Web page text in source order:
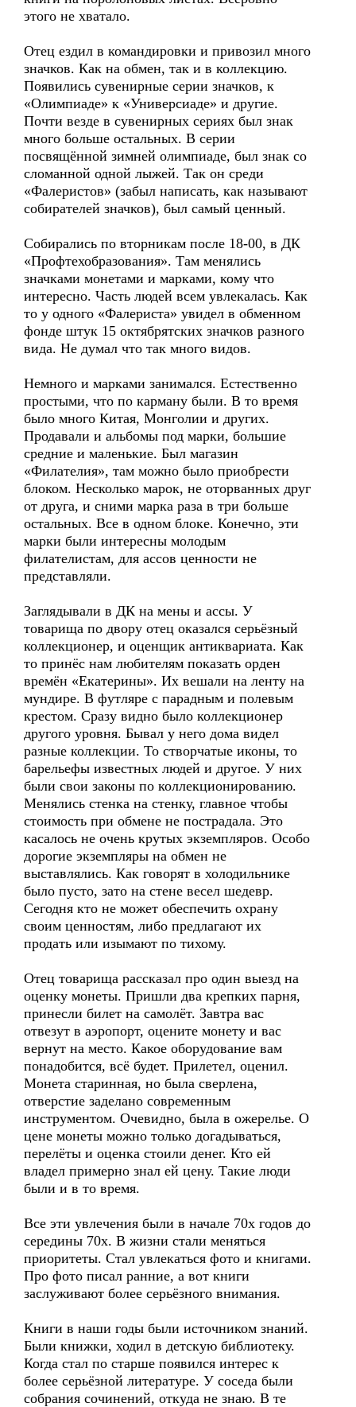
этого не хватало.
Отец ездил в командировки и привозил много
значков. Как на обмен, так и в коллекцию.
Появились сувенирные серии значков, к
«Олимпиаде» к «Универсиаде» и другие.
Почти везде в сувенирных сериях был знак
много больше остальных. В серии
посвящённой зимней олимпиаде, был знак со
сломанной одной лыжей. Так он среди
«Фалеристов» (забыл написать, как называют
собирателей значков), был самый ценный.
Собирались по вторникам после 18-00, в ДК
«Профтехобразования». Там менялись
значками монетами и марками, кому что
интересно. Часть людей всем увлекалась. Как
то у одного «Фалериста» увидел в обменном
фонде штук 15 октябрятских значков разного
вида. Не думал что так много видов.
Немного и марками занимался. Естественно
простыми, что по карману были. В то время
было много Китая, Монголии и других.
Продавали и альбомы под марки, большие
средние и маленькие. Был магазин
«Филателия», там можно было приобрести
блоком. Несколько марок, не оторванных друг
от друга, и сними марка раза в три больше
остальных. Все в одном блоке. Конечно, эти
марки были интересны молодым
филателистам, для ассов ценности не
представляли.
Заглядывали в ДК на мены и ассы. У
товарища по двору отец оказался серьёзный
коллекционер, и оценщик антиквариата. Как
то принёс нам любителям показать орден
времён «Екатерины». Их вешали на ленту на
мундире. В футляре с парадным и полевым
крестом. Сразу видно было коллекционер
другого уровня. Бывал у него дома видел
разные коллекции. То створчатые иконы, то
барельефы известных людей и другое. У них
были свои законы по коллекционированию.
Менялись стенка на стенку, главное чтобы
стоимость при обмене не пострадала. Это
касалось не очень крутых экземпляров. Особо
дорогие экземпляры на обмен не
выставлялись. Как говорят в холодильнике
было пусто, зато на стене весел шедевр.
Сегодня кто не может обеспечить охрану
своим ценностям, либо предлагают их
продать или изымают по тихому.
Отец товарища рассказал про один выезд на
оценку монеты. Пришли два крепких парня,
принесли билет на самолёт. Завтра вас
отвезут в аэропорт, оцените монету и вас
вернут на место. Какое оборудование вам
понадобится, всё будет. Прилетел, оценил.
Монета старинная, но была сверлена,
отверстие заделано современным
инструментом. Очевидно, была в ожерелье. О
цене монеты можно только догадываться,
перелёты и оценка стоили денег. Кто ей
владел примерно знал ей цену. Такие люди
были и в то время.
Все эти увлечения были в начале 70х годов до
середины 70х. В жизни стали меняться
приоритеты. Стал увлекаться фото и книгами.
Про фото писал ранние, а вот книги
заслуживают более серьёзного внимания.
Книги в наши годы были источником знаний.
Были книжки, ходил в детскую библиотеку.
Когда стал по старше появился интерес к
более серьёзной литературе. У соседа были
собрания сочинений, откуда не знаю. В те